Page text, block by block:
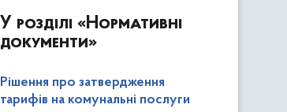
У розділі «Нормативні
документи»
Рішення про затвердження
тарифів на комунальні послуги